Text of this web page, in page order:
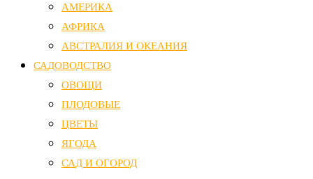
АМЕРИКА
АФРИКА
АВСТРАЛИЯ И ОКЕАНИЯ
САДОВОДСТВО
ОВОЩИ
ПЛОДОВЫЕ
ЦВЕТЫ
ЯГОДА
САД И ОГОРОД